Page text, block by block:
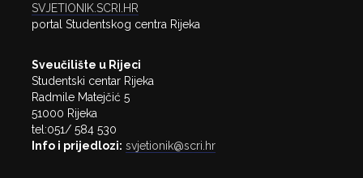
SVJETIONIK.SCRI.HR
portal Studentskog centra Rijeka
Sveučilište u Rijeci
Studentski centar Rijeka
Radmile Matejčić 5
51000 Rijeka
tel:051/ 584 530
Info i prijedlozi: svjetionik@scri.hr